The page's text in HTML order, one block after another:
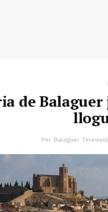
de Balaguer
Per Balaguer Televisió